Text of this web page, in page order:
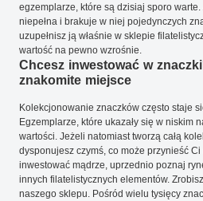
egzemplarze, które są dzisiaj sporo
niepełna i brakuje w niej pojedynczych
uzupełnisz ją właśnie w sklepie
wartość na pewno wzrośnie.
Chcesz inwestować w
znakomite miejsce
Kolekcjonowanie znaczków często staje
Egzemplarze, które ukazały się w niskim
wartości. Jeżeli natomiast tworzą całą
dysponujesz czymś, co może przynieść
inwestować mądrze, uprzednio poznaj
innych filatelistycznych elementów.
naszego sklepu. Pośród wielu tysięcy